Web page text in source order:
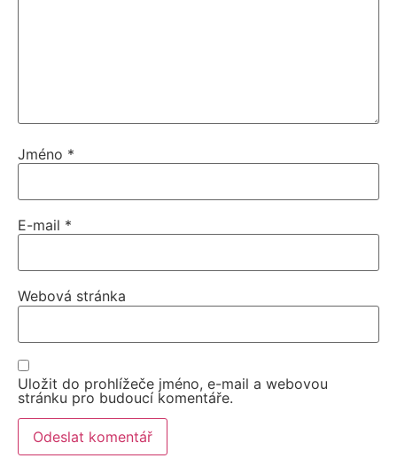
Jméno *
E-mail *
Webová stránka
Uložit do prohlížeče jméno, e-mail a webovou
stránku pro budoucí komentáře.